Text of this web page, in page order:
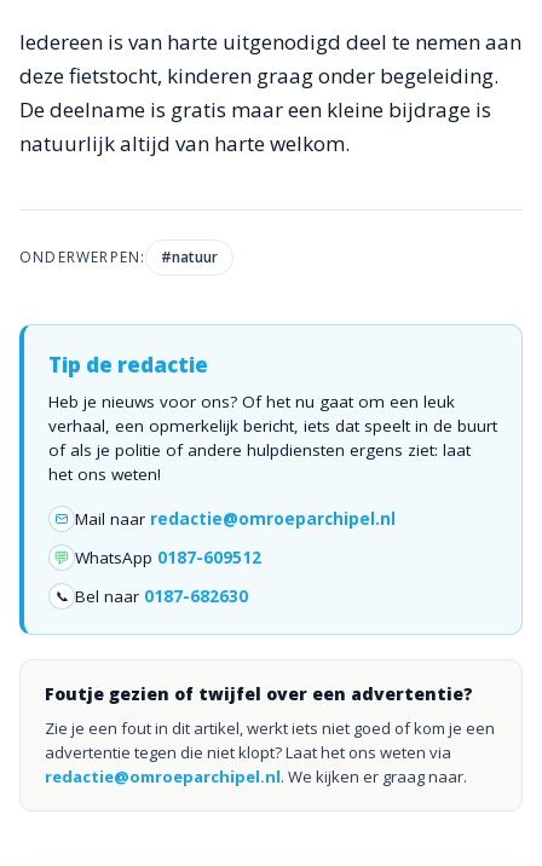
Iedereen is van harte uitgenodigd deel te nemen aan
deze fietstocht, kinderen graag onder begeleiding.
De deelname is gratis maar een kleine bijdrage is
natuurlijk altijd van harte welkom.
ONDERWERPEN: #natuur
Tip de redactie
Heb je nieuws voor ons? Of het nu gaat om een leuk
verhaal, een opmerkelijk bericht, iets dat speelt in de buurt
of als je politie of andere hulpdiensten ergens ziet: laat
het ons weten!
Mail naar redactie@omroeparchipel.nl
💬 WhatsApp 0187-609512
📞 Bel naar 0187-682630
Foutje gezien of twijfel over een advertentie?
Zie je een fout in dit artikel, werkt iets niet goed of kom je een
advertentie tegen die niet klopt? Laat het ons weten via
redactie@omroeparchipel.nl. We kijken er graag naar.